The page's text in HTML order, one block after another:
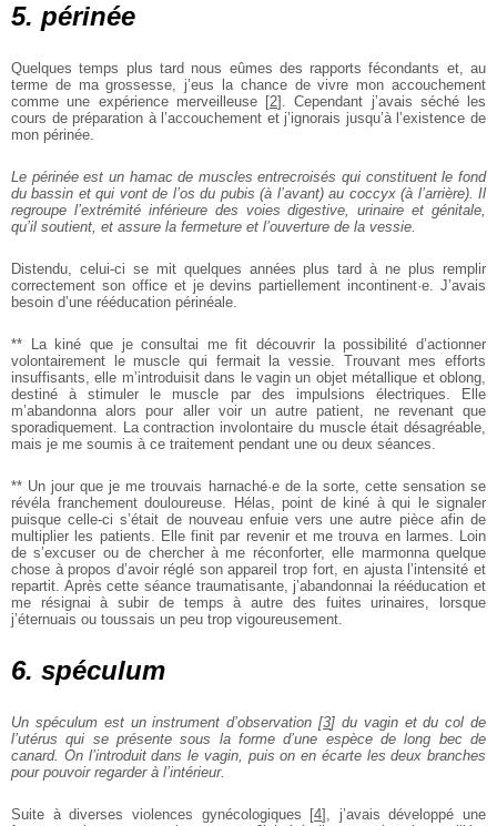
5. périnée
Quelques temps plus tard nous eûmes des rapports fécondants et, au
terme de ma grossesse, j’eus la chance de vivre mon accouchement
comme une expérience merveilleuse[2] . Cependant j’avais séché les
cours de préparation à l’accouchement et j’ignorais jusqu’à l’existence de
mon périnée.
Le périnée est un hamac de muscles entrecroisés qui constituent le fond
du bassin et qui vont de l’os du pubis (à l’avant) au coccyx (à l’arrière). Il
regroupe l’extrémité inférieure des voies digestive, urinaire et génitale,
qu’il soutient, et assure la fermeture et l’ouverture de la vessie.
Distendu, celui-ci se mit quelques années plus tard à ne plus remplir
correctement son office et je devins partiellement incontinent·e. J’avais
besoin d’une rééducation périnéale.
** La kiné que je consultai me fit découvrir la possibilité d’actionner
volontairement le muscle qui fermait la vessie. Trouvant mes efforts
insuffisants, elle m’introduisit dans le vagin un objet métallique et oblong,
destiné à stimuler le muscle par des impulsions électriques. Elle
m’abandonna alors pour aller voir un autre patient, ne revenant que
sporadiquement. La contraction involontaire du muscle était désagréable,
mais je me soumis à ce traitement pendant une ou deux séances.
** Un jour que je me trouvais harnaché·e de la sorte, cette sensation se
révéla franchement douloureuse. Hélas, point de kiné à qui le signaler
puisque celle-ci s’était de nouveau enfuie vers une autre pièce afin de
multiplier les patients. Elle finit par revenir et me trouva en larmes. Loin
de s’excuser ou de chercher à me réconforter, elle marmonna quelque
chose à propos d’avoir réglé son appareil trop fort, en ajusta l’intensité et
repartit. Après cette séance traumatisante, j’abandonnai la rééducation et
me résignai à subir de temps à autre des fuites urinaires, lorsque
j’éternuais ou toussais un peu trop vigoureusement.
6. spéculum
Un spéculum est un instrument d’observation [3] du vagin et du col de
l’utérus qui se présente sous la forme d’une espèce de long bec de
canard. On l’introduit dans le vagin, puis on en écarte les deux branches
pour pouvoir regarder à l’intérieur.
Suite à diverses violences gynécologiques [4]
, j’avais développé une